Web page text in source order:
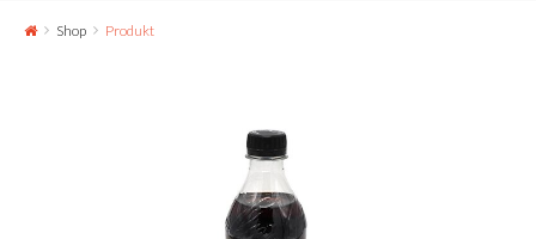
Shop Produkt